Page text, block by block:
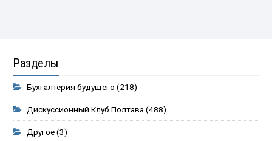
Разделы
Бухгалтерия будущего (218)
Дискуссионный Клуб Полтава (488)
Другое(3)